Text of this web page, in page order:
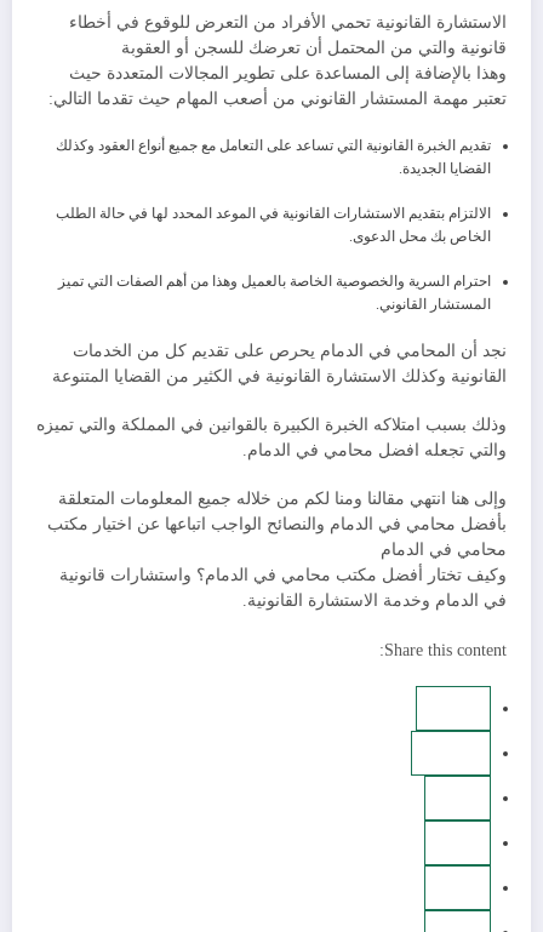
الاستشارة القانونية تحمي الأفراد من التعرض للوقوع في أخطاء
قانونية والتي من المحتمل أن تعرضك للسجن أو العقوبة
وهذا بالإضافة إلى المساعدة على تطوير المجالات المتعددة حيث
تعتبر مهمة المستشار القانوني من أصعب المهام حيث تقدما التالي:
تقديم الخبرة القانونية التي تساعد على التعامل مع جميع أنواع العقود وكذلك
القضايا الجديدة.
الالتزام بتقديم الاستشارات القانونية في الموعد المحدد لها في حالة الطلب
الخاص بك محل الدعوى.
احترام السرية والخصوصية الخاصة بالعميل وهذا من أهم الصفات التي تميز
المستشار القانوني.
نجد أن المحامي في الدمام يحرص على تقديم كل من الخدمات
القانونية وكذلك الاستشارة القانونية في الكثير من القضايا المتنوعة
وذلك بسبب امتلاكه الخبرة الكبيرة بالقوانين في المملكة والتي تميزه
والتي تجعله افضل محامي في الدمام.
وإلى هنا انتهي مقالنا ومنا لكم من خلاله جميع المعلومات المتعلقة
بأفضل محامي في الدمام والنصائح الواجب اتباعها عن اختيار مكتب
محامي في الدمام
وكيف تختار أفضل مكتب محامي في الدمام؟ واستشارات قانونية
في الدمام وخدمة الاستشارة القانونية.
Share this content: